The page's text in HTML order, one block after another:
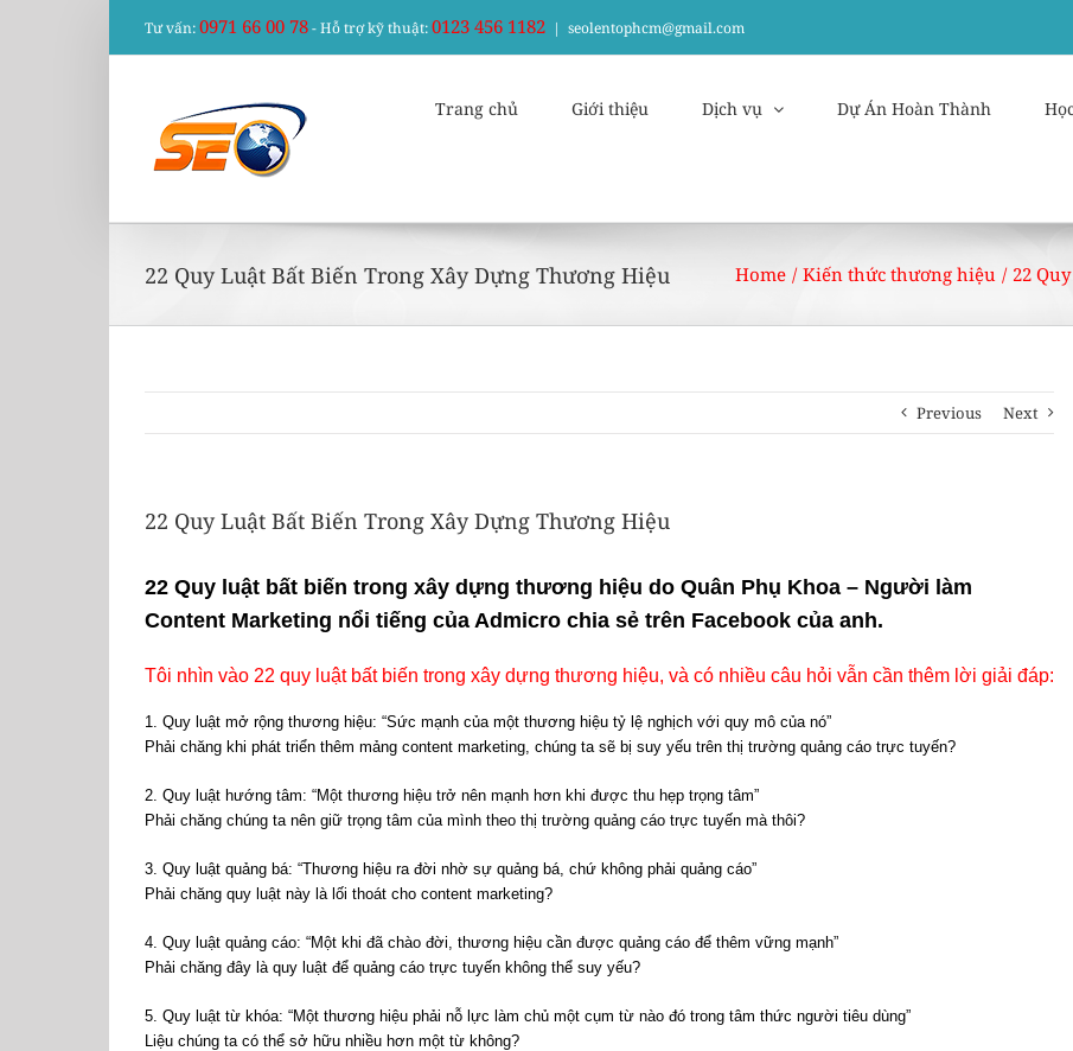
Tư vấn:0971 66 00 78- Hỗ trợ kỹ thuật:0123 456 1182 | seolentophcm@gmail.com
Trang chủ Giới thiệu Dịch vụ Dự Án Hoàn Thành
22 Quy Luật Bất Biến Trong Xây Dựng Thương Hiệu Home / Kiến thức thương hiệu / 22
Previous Next
22 Quy Luật Bất Biến Trong Xây Dựng Thương Hiệu
22 Quy luật bất biến trong xây dựng thương hiệu do Quân Phụ Khoa – Người làm
Content Marketing nổi tiếng của Admicro chia sẻ trên Facebook của anh.
Tôi nhìn vào 22 quy luật bất biến trong xây dựng thương hiệu, và có nhiều câu hỏi vẫn cần thêm lời giải đáp:
1. Quy luật mở rộng thương hiệu: “Sức mạnh của một thương hiệu tỷ lệ nghịch với quy mô của nó”
Phải chăng khi phát triển thêm mảng content marketing, chúng ta sẽ bị suy yếu trên thị trường quảng cáo trực tuyến?
2. Quy luật hướng tâm: “Một thương hiệu trở nên mạnh hơn khi được thu hẹp trọng tâm”
Phải chăng chúng ta nên giữ trọng tâm của mình theo thị trường quảng cáo trực tuyến mà thôi?
3. Quy luật quảng bá: “Thương hiệu ra đời nhờ sự quảng bá, chứ không phải quảng cáo”
Phải chăng quy luật này là lối thoát cho content marketing?
4. Quy luật quảng cáo: “Một khi đã chào đời, thương hiệu cần được quảng cáo để thêm vững mạnh”
Phải chăng đây là quy luật để quảng cáo trực tuyến không thể suy yếu?
5. Quy luật từ khóa: “Một thương hiệu phải nỗ lực làm chủ một cụm từ nào đó trong tâm thức người tiêu dùng”
Liệu chúng ta có thể sở hữu nhiều hơn một từ không?